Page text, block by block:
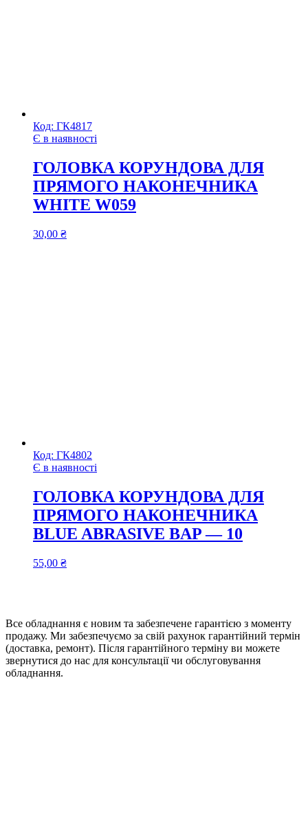
Код: ГК4817
Є в наявності
ГОЛОВКА КОРУНДОВА ДЛЯ
ПРЯМОГО НАКОНЕЧНИКА
WHITE W059
30,00 ₴
Код: ГК4802
Є в наявності
ГОЛОВКА КОРУНДОВА ДЛЯ
ПРЯМОГО НАКОНЕЧНИКА
BLUE ABRASIVE BAP — 10
55,00 ₴
Все обладнання є новим та забезпечене гарантією з моменту
продажу. Ми забезпечуємо за свій рахунок гарантійний термін
(доставка, ремонт). Після гарантійного терміну ви можете
звернутися до нас для консультації чи обслуговування
обладнання.